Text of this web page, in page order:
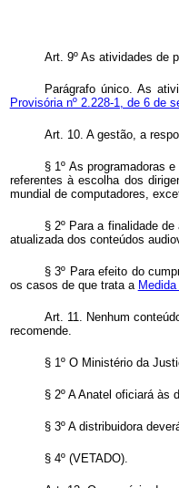
Art. 9º As atividades de
Parágrafo único. As
Provisória nº 2.228-1, de 6 de
Art. 10. A gestão, a
§ 1º As programadoras
referentes à escolha dos
mundial de computadores,
§ 2º Para a finalidade
atualizada dos conteúdos
§ 3º Para efeito do
os casos de que trata a
Art. 11. Nenhum
recomende.
§ 1º O Ministério da
§ 2º A Anatel oficiará às
§ 3º A distribuidora
§ 4º (VETADO).